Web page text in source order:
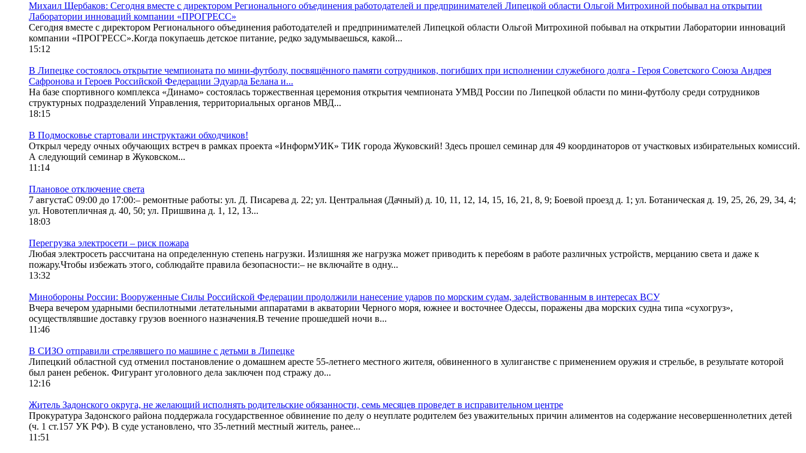
Михаил Щербаков: Сегодня вместе с директором Регионального объединения работодателей и предпринимателей Липецкой области Ольгой Митрохиной побывал на открытии
Лаборатории инноваций компании «ПРОГРЕСС»
Сегодня вместе с директором Регионального объединения работодателей и предпринимателей Липецкой области Ольгой Митрохиной побывал на открытии Лаборатории инноваций
компании «ПРОГРЕСС».Когда покупаешь детское питание, редко задумываешься, какой...
15:12
В Липецке состоялось открытие чемпионата по мини-футболу, посвящённого памяти сотрудников, погибших при исполнении служебного долга - Героя Советского Союза Андрея
Сафронова и Героев Российской Федерации Эдуарда Белана и...
На базе спортивного комплекса «Динамо» состоялась торжественная церемония открытия чемпионата УМВД России по Липецкой области по мини-футболу среди сотрудников
структурных подразделений Управления, территориальных органов МВД...
18:15
В Подмосковье стартовали инструктажи обходчиков!
Открыл череду очных обучающих встреч в рамках проекта «ИнформУИК» ТИК города Жуковский! Здесь прошел семинар для 49 координаторов от участковых избирательных комиссий.
А следующий семинар в Жуковском...
11:14
Плановое отключение света
7 августаС 09:00 до 17:00:– ремонтные работы: ул. Д. Писарева д. 22; ул. Центральная (Дачный) д. 10, 11, 12, 14, 15, 16, 21, 8, 9; Боевой проезд д. 1; ул. Ботаническая д. 19, 25, 26, 29, 34, 4;
ул. Новотепличная д. 40, 50; ул. Пришвина д. 1, 12, 13...
18:03
Перегрузка электросети – риск пожара
Любая электросеть рассчитана на определенную степень нагрузки. Излишняя же нагрузка может приводить к перебоям в работе различных устройств, мерцанию света и даже к
пожару.Чтобы избежать этого, соблюдайте правила безопасности:– не включайте в одну...
13:32
Минобороны России: Вооруженные Силы Российской Федерации продолжили нанесение ударов по морским судам, задействованным в интересах ВСУ
Вчера вечером ударными беспилотными летательными аппаратами в акватории Черного моря, южнее и восточнее Одессы, поражены два морских судна типа «сухогруз»,
осуществлявшие доставку грузов военного назначения.В течение прошедшей ночи в...
11:46
В СИЗО отправили стрелявшего по машине с детьми в Липецке
Липецкий областной суд отменил постановление о домашнем аресте 55-летнего местного жителя, обвиненного в хулиганстве с применением оружия и стрельбе, в результате которой
был ранен ребенок. Фигурант уголовного дела заключен под стражу до...
12:16
Житель Задонского округа, не желающий исполнять родительские обязанности, семь месяцев проведет в исправительном центре
Прокуратура Задонского района поддержала государственное обвинение по делу о неуплате родителем без уважительных причин алиментов на содержание несовершеннолетних детей
(ч. 1 ст.157 УК РФ). В суде установлено, что 35-летний местный житель, ранее...
11:51